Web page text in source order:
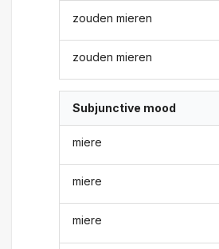
zouden mieren
zouden mieren
Subjunctive mood
miere
miere
miere